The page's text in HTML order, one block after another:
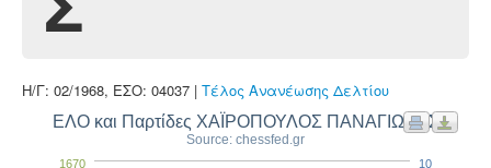
Η/Γ: 02/1968, ΕΣΟ: 04037 | Τέλος Ανανέωσης Δελτίου
ΕΛΟ και Παρτίδες ΧΑΪΡΟΠΟΥΛΟΣ ΠΑΝΑΓΙΩΤΗΣ
Source: chessfed.gr
1670 10